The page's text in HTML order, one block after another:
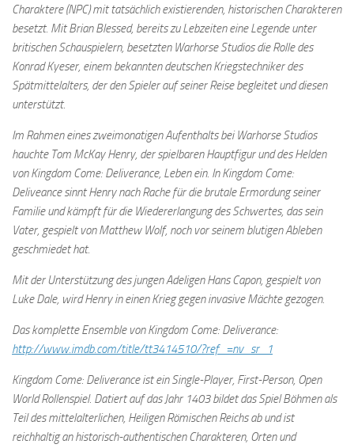
Charaktere (NPC) mit tatsächlich existierenden, historischen Charakteren
besetzt. Mit Brian Blessed, bereits zu Lebzeiten eine Legende unter
britischen Schauspielern, besetzten Warhorse Studios die Rolle des
Konrad Kyeser, einem bekannten deutschen Kriegstechniker des
Spätmittelalters, der den Spieler auf seiner Reise begleitet und diesen
unterstützt.
Im Rahmen eines zweimonatigen Aufenthalts bei Warhorse Studios
hauchte Tom McKay Henry, der spielbaren Hauptfigur und des Helden
von Kingdom Come: Deliverance, Leben ein. In Kingdom Come:
Deliveance sinnt Henry nach Rache für die brutale Ermordung seiner
Familie und kämpft für die Wiedererlangung des Schwertes, das sein
Vater, gespielt von Matthew Wolf, noch vor seinem blutigen Ableben
geschmiedet hat.
Mit der Unterstützung des jungen Adeligen Hans Capon, gespielt von
Luke Dale, wird Henry in einen Krieg gegen invasive Mächte gezogen.
Das komplette Ensemble von Kingdom Come: Deliverance:
http://www.imdb.com/title/tt3414510/?ref_=nv_sr_1
Kingdom Come: Deliverance ist ein Single-Player, First-Person, Open
World Rollenspiel. Datiert auf das Jahr 1403 bildet das Spiel Böhmen als
Teil des mittelalterlichen, Heiligen Römischen Reichs ab und ist
reichhaltig an historisch-authentischen Charakteren, Orten und